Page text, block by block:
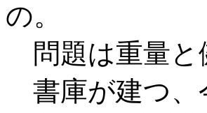
の。
問題は重量と
書庫が建つ、